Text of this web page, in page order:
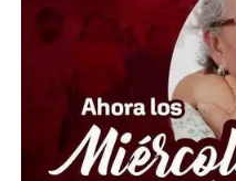
Ahora, los jóvenes piden
examen presencial y
La UNAM deberá
existen otras medidas
sospechosos, mientras
que el ingreso a la